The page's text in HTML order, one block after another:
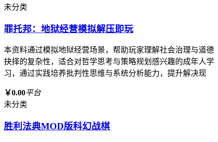
未分类
罪托邦：地狱经营模拟解压即玩
本资料通过模拟地狱经营场景，帮助玩家理解社会治理与道德
抉择的复杂性，适合对哲学思考与策略规划感兴趣的成年人学
习，通过实践培养批判性思维与系统分析能力，提升解决现
￥0.00平台
未分类
胜利法典MOD版科幻战棋